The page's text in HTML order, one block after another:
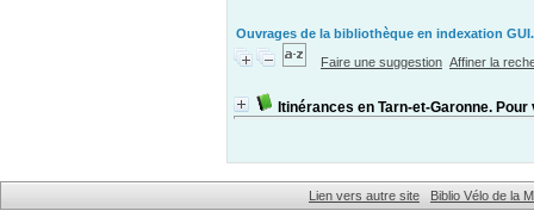
Ouvrages de la bibliothèque en indexation
Faire une suggestion Affiner la
Itinérances en Tarn-et-Garonne.
Lien vers autre site Biblio Vélo de la